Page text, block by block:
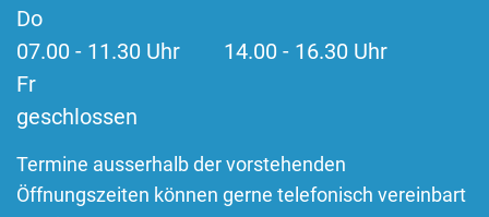
Do
07.00 - 11.30 Uhr 14.00 - 16.30 Uhr
Fr
geschlossen
Termine ausserhalb der vorstehenden
Öffnungszeiten können gerne telefonisch vereinbart